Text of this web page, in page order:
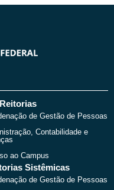
de Gestão de Pessoas
Contabilidade e
ao Campus
Sistêmicas
de Gestão de Pessoas